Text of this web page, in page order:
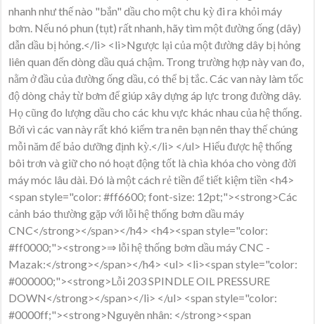
nhanh như thế nào "bắn" dầu cho một chu kỳ đi ra khỏi máy
bơm. Nếu nó phun (tụt) rất nhanh, hãy tìm một đường ống (dây)
dẫn dầu bị hỏng.</li> <li>Ngược lại của một đường dây bị hỏng
liên quan đến dòng dầu quá chậm. Trong trường hợp này van đo,
nằm ở đầu của đường ống dầu, có thể bị tắc. Các van này làm tốc
độ dòng chảy từ bơm để giúp xây dựng áp lực trong đường dây.
Họ cũng đo lượng dầu cho các khu vực khác nhau của hệ thống.
Bởi vì các van này rất khó kiểm tra nên bạn nên thay thế chúng
mỗi năm để bảo dưỡng định kỳ.</li> </ul> Hiểu được hệ thống
bôi trơn và giữ cho nó hoạt động tốt là chìa khóa cho vòng đời
máy móc lâu dài. Đó là một cách rẻ tiền để tiết kiệm tiền <h4>
<span style="color: #ff6600; font-size: 12pt;"><strong>Các
cảnh báo thường gặp với lỗi hệ thống bơm dầu máy
CNC</strong></span></h4> <h4><span style="color:
#ff0000;"><strong>⇒ lỗi hệ thống bơm dầu máy CNC -
Mazak:</strong></span></h4> <ul> <li><span style="color:
#000000;"><strong>Lỗi 203 SPINDLE OIL PRESSURE
DOWN</strong></span></li> </ul> <span style="color:
#0000ff;"><strong>Nguyên nhân: </strong><span